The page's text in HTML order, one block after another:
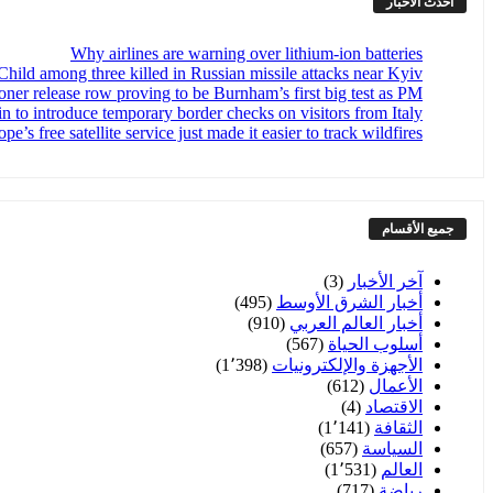
Why airlines are warning over lithium-ion batteries
among three killed in Russian missile attacks near Kyiv
release row proving to be Burnham’s first big test as PM
to introduce temporary border checks on visitors from Italy
free satellite service just made it easier to track wildfires
جميع الأقسام
آخر الأخبار (3)
أخبار الشرق الأوسط (495)
أخبار العالم العربي (910)
أسلوب الحياة (567)
الأجهزة والإلكترونيات (1٬398)
الأعمال (612)
الاقتصاد (4)
الثقافة (1٬141)
السياسة (657)
العالم (1٬531)